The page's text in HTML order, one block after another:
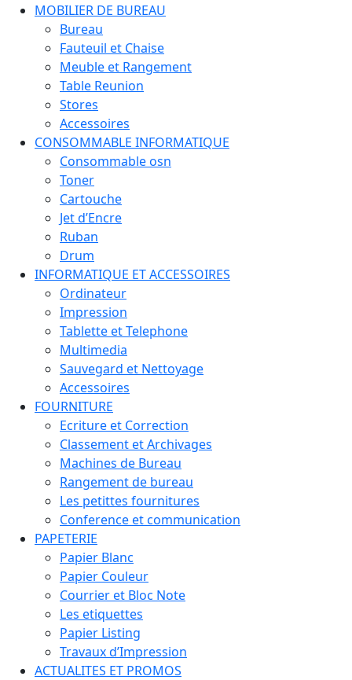
MOBILIER DE BUREAU
Bureau
Fauteuil et Chaise
Meuble et Rangement
Table Reunion
Stores
Accessoires
CONSOMMABLE INFORMATIQUE
Consommable osn
Toner
Cartouche
Jet d’Encre
Ruban
Drum
INFORMATIQUE ET ACCESSOIRES
Ordinateur
Impression
Tablette et Telephone
Multimedia
Sauvegard et Nettoyage
Accessoires
FOURNITURE
Ecriture et Correction
Classement et Archivages
Machines de Bureau
Rangement de bureau
Les petittes fournitures
Conference et communication
PAPETERIE
Papier Blanc
Papier Couleur
Courrier et Bloc Note
Les etiquettes
Papier Listing
Travaux d’Impression
ACTUALITES ET PROMOS